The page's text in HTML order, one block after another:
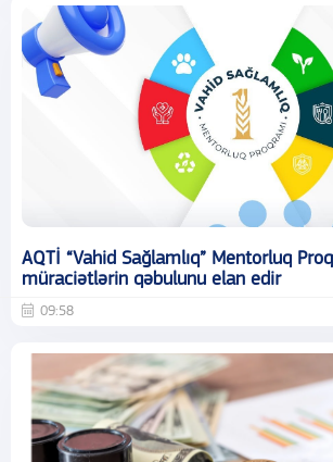
AQTİ “Vahid Sağlamlıq” Mentorluq
müraciətlərin qəbulunu elan edir
09:58